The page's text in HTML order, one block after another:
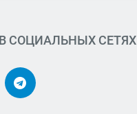
СОЦИАЛЬНЫХ СЕТЯХ